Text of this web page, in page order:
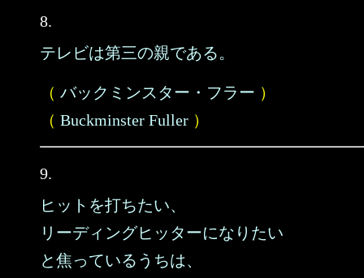
8.
テレビは第三の親である。
（ バックミンスター・フラー ）
（ Buckminster Fuller ）
9.
ヒットを打ちたい、
リーディングヒッターになりたい
と焦っているうちは、